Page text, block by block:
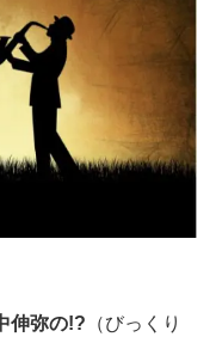
伸弥の!? （びっくり